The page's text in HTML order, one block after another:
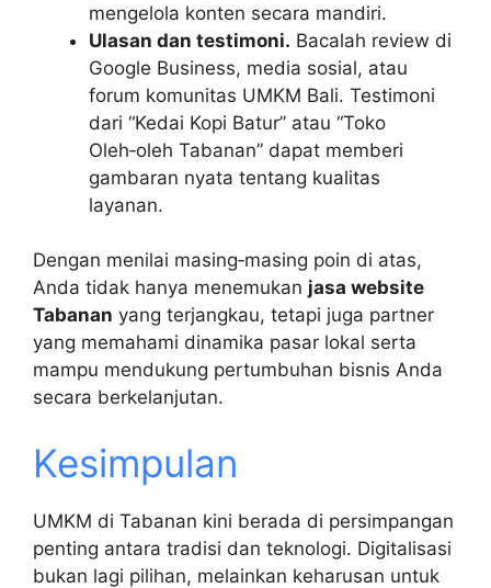
mengelola konten secara mandiri.
Ulasan dan testimoni. Bacalah review di
Google Business, media sosial, atau
forum komunitas UMKM Bali. Testimoni
dari “Kedai Kopi Batur” atau “Toko
Oleh‑oleh Tabanan” dapat memberi
gambaran nyata tentang kualitas
layanan.
Dengan menilai masing‑masing poin di atas,
Anda tidak hanya menemukan jasa website
Tabanan yang terjangkau, tetapi juga partner
yang memahami dinamika pasar lokal serta
mampu mendukung pertumbuhan bisnis Anda
secara berkelanjutan.
Kesimpulan
UMKM di Tabanan kini berada di persimpangan
penting antara tradisi dan teknologi. Digitalisasi
bukan lagi pilihan, melainkan keharusan untuk